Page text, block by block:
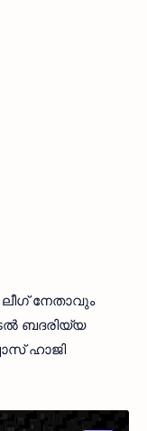
നേതാവും
ബദരിയ്യ
ഹാജി